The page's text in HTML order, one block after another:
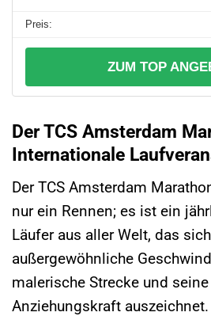
ZUM TOP
Der TCS Amsterdam
Internationale
Der TCS Amsterdam
nur ein Rennen; es ist ein
Läufer aus aller Welt, das
außergewöhnliche
malerische Strecke und
Anziehungskraft